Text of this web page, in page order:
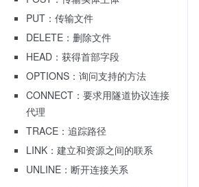
PUT：传输文件
DELETE：删除文件
HEAD：获得首部字段
OPTIONS：询问支持的方法
CONNECT：要求用隧道协议连接
代理
TRACE：追踪路径
LINK：建立和资源之间的联系
UNLINE：断开连接关系